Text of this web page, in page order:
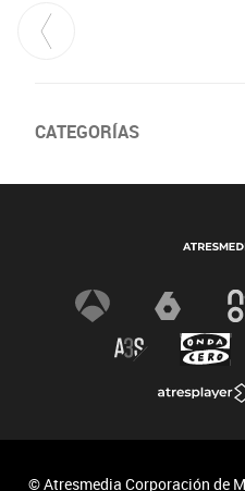
CATEGORÍAS
© Atresmedia Corporación de